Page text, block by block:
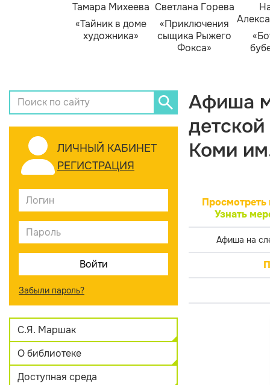
Тамара Михеева
«Тайник в доме
художника»
Светлана Горева
«Приключения
сыщика Рыжего
Фокса»
ЛИЧНЫЙ КАБИНЕТ
РЕГИСТРАЦИЯ
Забыли пароль?
С.Я. Маршак
О библиотеке
Доступная среда
Афиша
Коми
Просмотреть
Узнать
Афиша на